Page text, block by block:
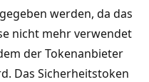
werden, da das
nicht mehr verwendet
der Tokenanbieter
Das Sicherheitstoken